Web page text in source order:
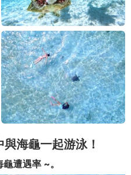
海龜一起游泳！
遭遇率 ~。